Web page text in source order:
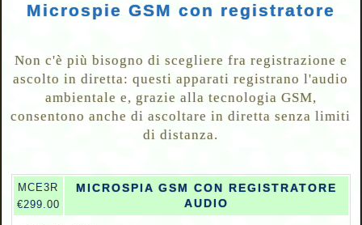
Microspie GSM con registratore
Non c'è più bisogno di scegliere fra registrazione e
ascolto in diretta: questi apparati registrano l'audio
ambientale e, grazie alla tecnologia GSM,
consentono anche di ascoltare in diretta senza limiti
di distanza.
MCE3R
€299.00
MICROSPIA GSM CON REGISTRATORE
AUDIO